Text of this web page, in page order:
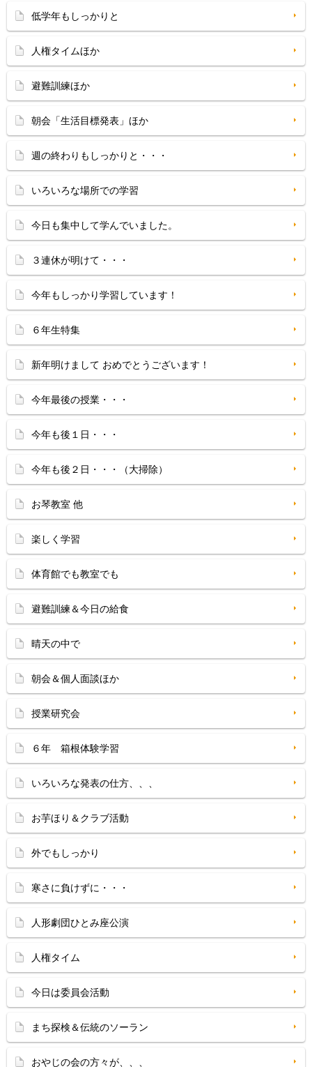
低学年もしっかりと
人権タイムほか
避難訓練ほか
朝会「生活目標発表」ほか
週の終わりもしっかりと・・・
いろいろな場所での学習
今日も集中して学んでいました。
３連休が明けて・・・
今年もしっかり学習しています！
６年生特集
新年明けまして おめでとうございます！
今年最後の授業・・・
今年も後１日・・・
今年も後２日・・・（大掃除）
お琴教室 他
楽しく学習
体育館でも教室でも
避難訓練＆今日の給食
晴天の中で
朝会＆個人面談ほか
授業研究会
６年 箱根体験学習
いろいろな発表の仕方、、、
お芋ほり＆クラブ活動
外でもしっかり
寒さに負けずに・・・
人形劇団ひとみ座公演
人権タイム
今日は委員会活動
まち探検＆伝統のソーラン
おやじの会の方々が、、、